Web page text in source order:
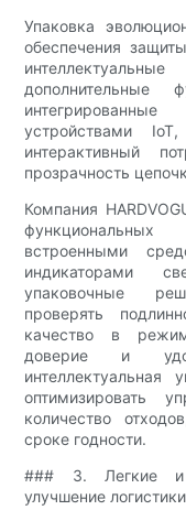
Упаковка
обеспечения
дополнительные
устройствами
интерактивный
прозрачность
Компания
встроенными
индикаторами
упаковочные
проверять
качество в
доверие и
интеллектуальная
оптимизировать
количество
сроке годности.
### 3. Легкие и
улучшение